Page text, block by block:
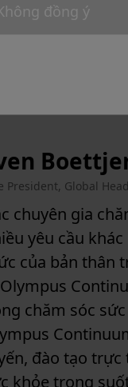
President, Global
chuyên gia
yêu cầu
của bản thân
chăm sóc
đào tạo trực
khỏe trong
đồng ý